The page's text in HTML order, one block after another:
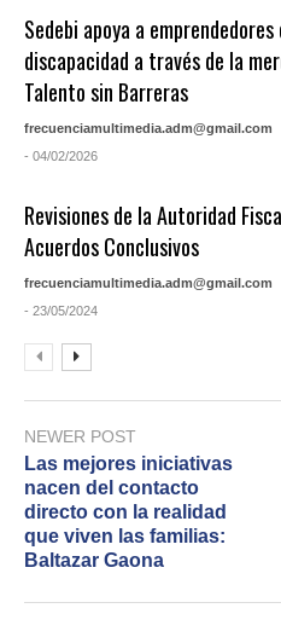
Sedebi apoya a emprendedores
discapacidad a través de la
Talento sin Barreras
frecuenciamultimedia.adm@gmail.com
- 04/02/2026
Revisiones de la Autoridad
Acuerdos Conclusivos
frecuenciamultimedia.adm@gmail.com
- 23/05/2024
NEWER POST
Las mejores iniciativas
nacen del contacto
directo con la realidad
que viven las familias:
Baltazar Gaona